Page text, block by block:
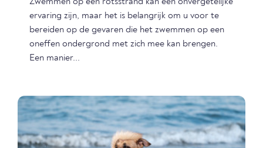
ervaring zijn, maar het is belangrijk om u voor te
bereiden op de gevaren die het zwemmen op een
oneffen ondergrond met zich mee kan brengen.
Een manier...